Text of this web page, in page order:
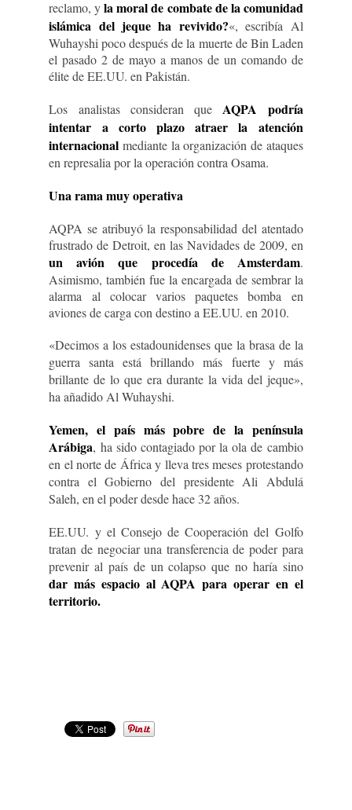
reclamo, yla moral de combate de la comunidad
islámica del jeque ha revivido?«, escribía Al
Wuhayshi poco después de la muerte de Bin Laden
el pasado 2 de mayo a manos de un comando de
élite de EE.UU. en Pakistán.
Los analistas consideran que AQPA podría
intentar a corto plazo atraer la atención
internacionalmediante la organización de ataques
en represalia por la operación contra Osama.
Una rama muy operativa
AQPA se atribuyó la responsabilidad del atentado
frustrado de Detroit, en las Navidades de 2009, en
un avión que procedía de Amsterdam.
Asimismo, también fue la encargada de sembrar la
alarma al colocar varios paquetes bomba en
aviones de carga con destino a EE.UU. en 2010.
«Decimos a los estadounidenses que la brasa de la
guerra santa está brillando más fuerte y más
brillante de lo que era durante la vida del jeque»,
ha añadido Al Wuhayshi.
Yemen, el país más pobre de la península
Arábiga, ha sido contagiado por la ola de cambio
en el norte de África y lleva tres meses protestando
contra el Gobierno del presidente Ali Abdulá
Saleh, en el poder desde hace 32 años.
EE.UU. y el Consejo de Cooperación del Golfo
tratan de negociar una transferencia de poder para
prevenir al país de un colapso que no haría sino
dar más espacio al AQPA para operar en el
territorio.